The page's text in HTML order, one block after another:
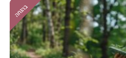
בהנחה